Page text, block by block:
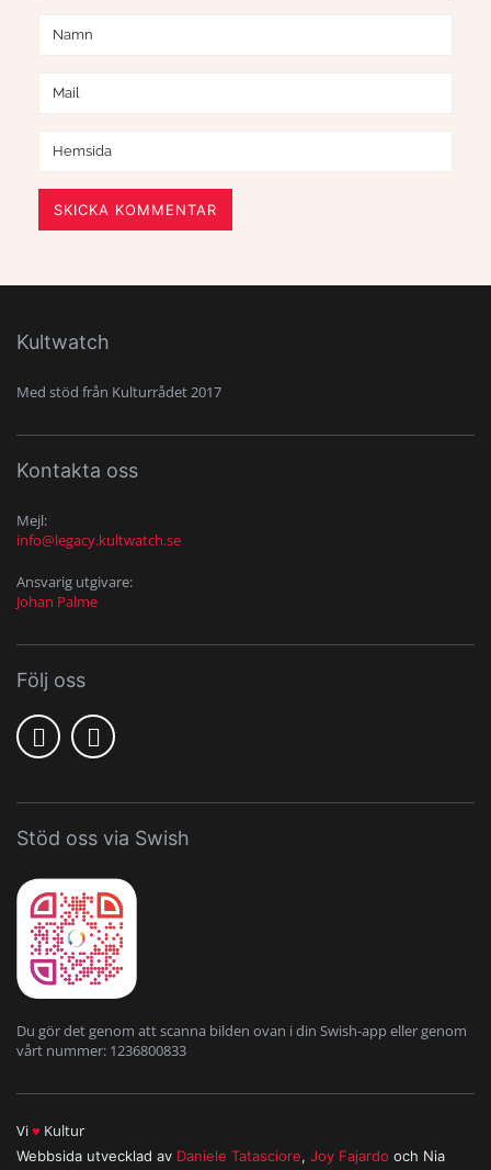
SKICKA KOMMENTAR
Kultwatch
Med stöd från Kulturrådet 2017
Kontakta oss
Mejl:
info@legacy.kultwatch.se
Ansvarig utgivare:
Johan Palme
Följ oss
Stöd oss via Swish
Du gör det genom att scanna bilden ovan i din Swish-app eller genom
vårt nummer: 1236800833
Vi♥ Kultur
Webbsida utvecklad av Daniele Tatasciore, Joy Fajardo och Nia